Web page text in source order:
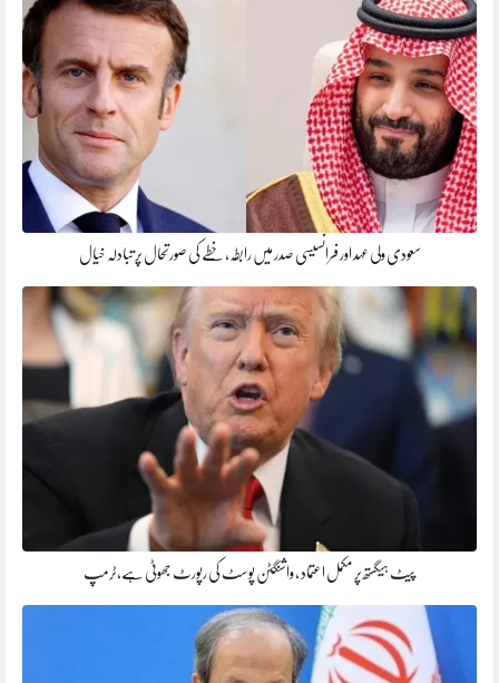
سعودی ولی عہد اور فرانسیسی صدر میں رابطہ، خطے کی صورتحال پر تبادلہ خیال
پیٹ ہیگستھ پر مکمل اعتماد ، واشنگٹن پوسٹ کی رپورٹ جھوٹی ہے،ٹرمپ